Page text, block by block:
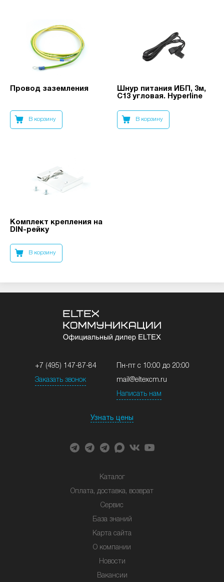
Провод заземления
В корзину
Шнур питания ИБП, 3м,
C13 угловая. Hyperline
В корзину
Комплект крепления на
DIN-рейку
В корзину
+7 (495) 147-87-84
Заказать звонок
Пн-пт с 10:00 до 20:00
mail@eltexcm.ru
Написать нам
Узнать цены
Каталог
Оплата, доставка, возврат
Сервис
База знаний
Карта сайта
О компании
Новости
Вакансии